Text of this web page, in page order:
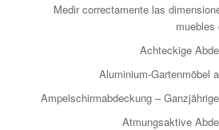
Medir correctamente las
muebles
Achteckige
Aluminium-Gartenmöbel
Ampelschirmabdeckung –
Atmungsaktive